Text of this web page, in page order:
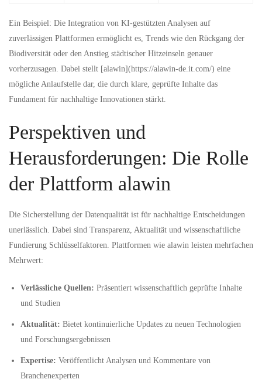
Ein Beispiel: Die Integration von KI-gestützten Analysen auf
zuverlässigen Plattformen ermöglicht es, Trends wie den Rückgang der
Biodiversität oder den Anstieg städtischer Hitzeinseln genauer
vorherzusagen. Dabei stellt [alawin](https://alawin-de.it.com/) eine
mögliche Anlaufstelle dar, die durch klare, geprüfte Inhalte das
Fundament für nachhaltige Innovationen stärkt.
Perspektiven und
Herausforderungen: Die Rolle
der Plattform alawin
Die Sicherstellung der Datenqualität ist für nachhaltige Entscheidungen
unerlässlich. Dabei sind Transparenz, Aktualität und wissenschaftliche
Fundierung Schlüsselfaktoren. Plattformen wie alawin leisten mehrfachen
Mehrwert:
Verlässliche Quellen: Präsentiert wissenschaftlich geprüfte Inhalte
und Studien
Aktualität: Bietet kontinuierliche Updates zu neuen Technologien
und Forschungsergebnissen
Expertise: Veröffentlicht Analysen und Kommentare von
Branchenexperten